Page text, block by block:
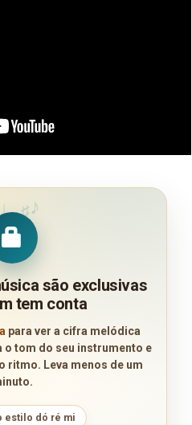
♯♪
são exclusivas
tem conta
para ver a cifra melódica
tom do seu instrumento e
ritmo. Leva menos de um
estilo dó ré mi